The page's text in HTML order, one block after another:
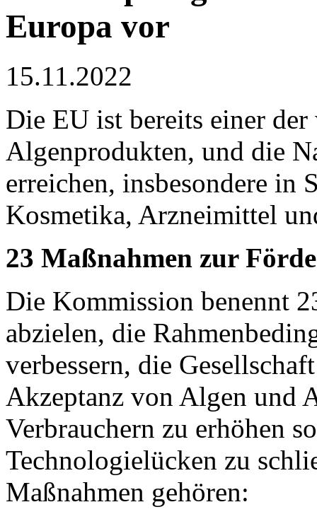
Europa vor
15.11.2022
Die EU ist bereits einer
Algenprodukten, und die
erreichen, insbesondere in
Kosmetika, Arzneimittel
23 Maßnahmen zur
Die Kommission benennt
abzielen, die
verbessern, die
Akzeptanz von Algen und
Verbrauchern zu erhöhen
Technologielücken zu
Maßnahmen gehören: